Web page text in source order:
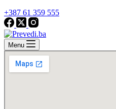
+387 61 359 555
Menu